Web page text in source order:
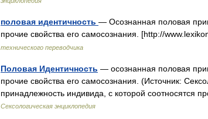
половая идентичность — Осознанная половая
прочие свойства его самосознания. [http://
технического переводчика
Половая Идентичность — осознанная половая
прочие свойства его самосознания. (Источник:
принадлежность индивида, с которой соотносятся
Сексологическая энциклопедия